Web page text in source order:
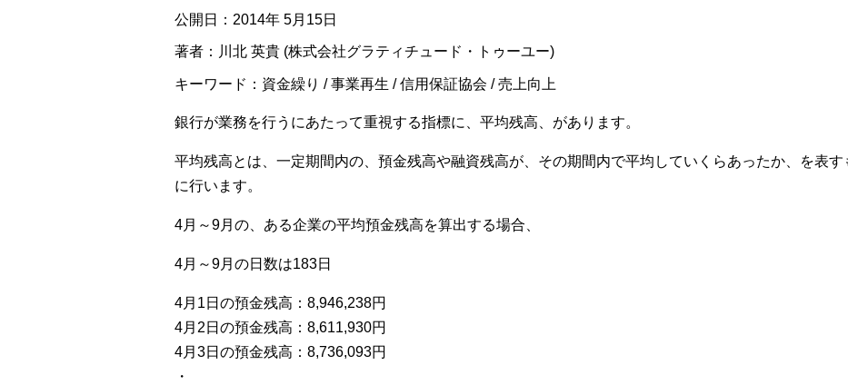
公開日：2014年 5月15日
著者：川北 英貴 (株式会社グラティチュード・トゥーユー)
キーワード：資金繰り / 事業再生 / 信用保証協会 / 売上向上
銀行が業務を行うにあたって重視する指標に、平均残高、があります。
平均残高とは、一定期間内の、預金残高や融資残高が、その期間内で平均していくらあったか、を表す
に行います。
4月～9月の、ある企業の平均預金残高を算出する場合、
4月～9月の日数は183日
4月1日の預金残高：8,946,238円
4月2日の預金残高：8,611,930円
4月3日の預金残高：8,736,093円
・